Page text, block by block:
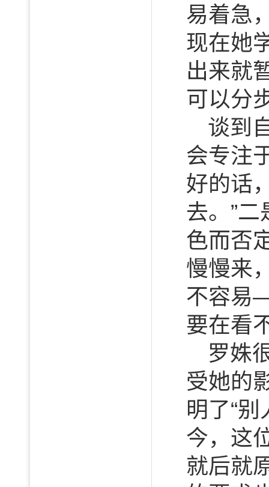
易着急
现在她
出来就
可以分
谈到
会专注
好的话
去。”
色而否
慢慢来
不容易
要在看
罗姝
受她的
明了“
今，这
就后就